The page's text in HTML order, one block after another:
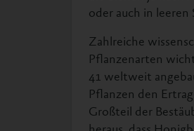
oder auch in
Zahlreiche
Pflanzenarten
41 weltweit
Pflanzen den
Großteil der
heraus, dass